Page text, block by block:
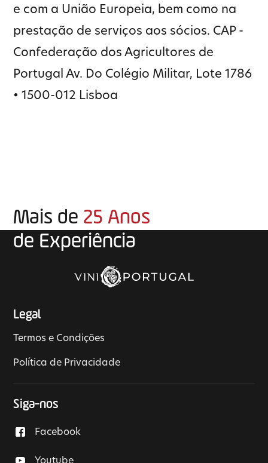
e com a União Europeia, bem como na
prestação de serviços aos sócios. CAP -
Confederação dos Agricultores de
Portugal Av. Do Colégio Militar, Lote 1786
• 1500-012 Lisboa
Mais de 25 Anos
de Experiência
Legal
Termos e Condições
Política de Privacidade
Siga-nos
Facebook